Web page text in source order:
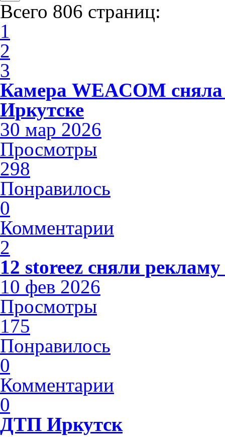
Всего 806 страниц:
1
2
3
Камера WEACOM
Иркутске
30 мар 2026
Просмотры
298
Понравилось
0
Комментарии
2
12 storeez сняли
10 фев 2026
Просмотры
175
Понравилось
0
Комментарии
0
ДТП Иркутск